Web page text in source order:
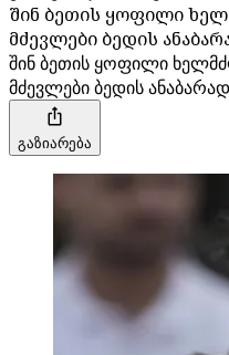
შინ ბეთის ყოფილი
მძევლები ბედის
შინ ბეთის ყოფილი
მძევლები ბედის
გაზიარება